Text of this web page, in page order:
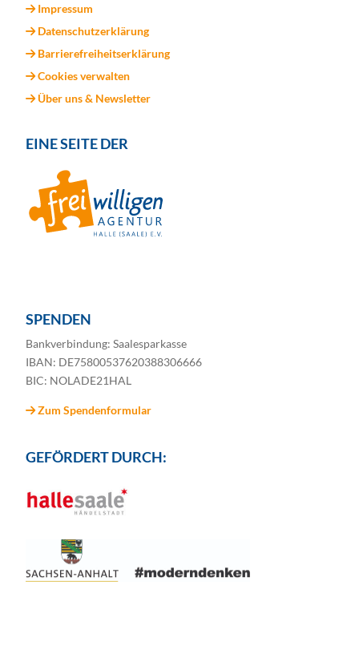
Impressum
Datenschutzerklärung
Barrierefreiheitserklärung
Cookies verwalten
Über uns & Newsletter
EINE SEITE DER
SPENDEN
Bankverbindung: Saalesparkasse
IBAN: DE75800537620388306666
BIC: NOLADE21HAL
Zum Spendenformular
GEFÖRDERT DURCH: